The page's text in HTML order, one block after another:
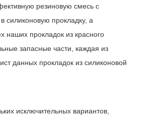
резиновую смесь с
силиконовую прокладку, а
наших прокладок из красного
запасные части, каждая из
данных прокладок из силиконовой
исключительных вариантов,